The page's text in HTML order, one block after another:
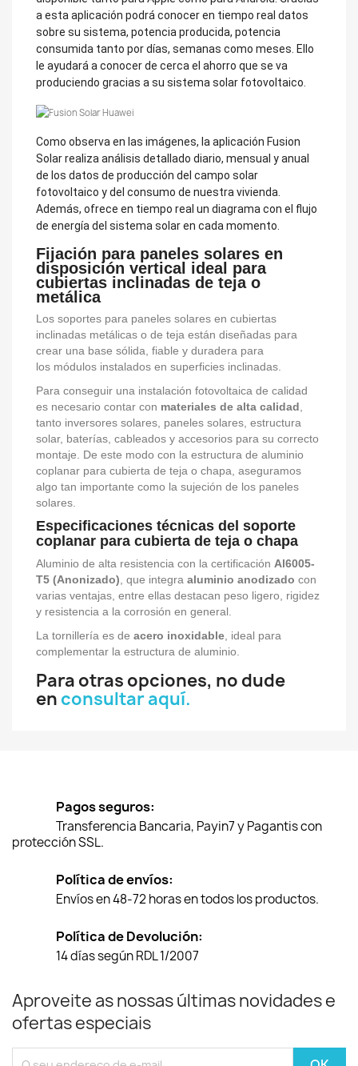
a esta aplicación podrá conocer en tiempo real datos
sobre su sistema, potencia producida, potencia
consumida tanto por días, semanas como meses. Ello
le ayudará a conocer de cerca el ahorro que se va
produciendo gracias a su sistema solar fotovoltaico.
Como observa en las imágenes, la aplicación Fusion
Solar realiza análisis detallado diario, mensual y anual
de los datos de producción del campo solar
fotovoltaico y del consumo de nuestra vivienda.
Además, ofrece en tiempo real un diagrama con el flujo
de energía del sistema solar en cada momento.
Fijación para paneles solares en
disposición vertical ideal para
cubiertas inclinadas de teja o
metálica
Los soportes para paneles solares en cubiertas
inclinadas metálicas o de teja están diseñadas para
crear una base sólida, fiable y duradera para
los módulos instalados en superficies inclinadas.
Para conseguir una instalación fotovoltaica de calidad
es necesario contar con materiales de alta calidad
tanto inversores solares, paneles solares, estructura
solar, baterías, cableados y accesorios para su correcto
montaje. De este modo con la estructura de aluminio
coplanar para cubierta de teja o chapa, aseguramos
algo tan importante como la sujeción de los paneles
solares.
Especificaciones técnicas del soporte
coplanar para cubierta de teja o chapa
Aluminio de alta resistencia con la certificación Al6005-
T5 (Anonizado) , que integra aluminio anodizado con
varias ventajas, entre ellas destacan peso ligero, rigidez
y resistencia a la corrosión en general.
La tornillería es de acero inoxidable , ideal para
complementar la estructura de aluminio.
Para otras opciones, no dude
en consultar aquí.
Pagos seguros:
Transferencia Bancaria, Payin7 y Pagantis con
protección SSL.
Política de envíos:
Envíos en 48-72 horas en todos los productos.
Política de Devolución:
14 días según RDL 1/2007
Aproveite as nossas últimas novidades e
ofertas especiais